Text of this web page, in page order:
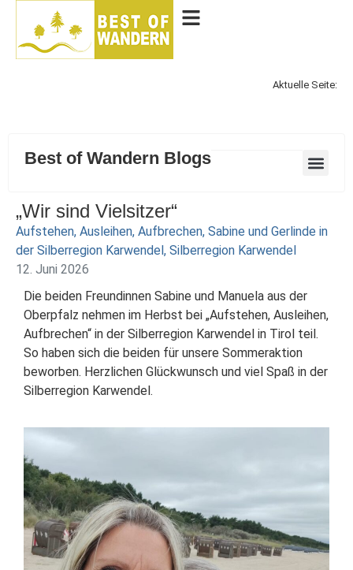
Aktuelle Seite:
Best of Wandern Blogs
„Wir sind Vielsitzer“
Aufstehen, Ausleihen, Aufbrechen, Sabine und Gerlinde in
der Silberregion Karwendel, Silberregion Karwendel
12. Juni 2026
Die beiden Freundinnen Sabine und Manuela aus der
Oberpfalz nehmen im Herbst bei „Aufstehen, Ausleihen,
Aufbrechen“ in der Silberregion Karwendel in Tirol teil.
So haben sich die beiden für unsere Sommeraktion
beworben. Herzlichen Glückwunsch und viel Spaß in der
Silberregion Karwendel.